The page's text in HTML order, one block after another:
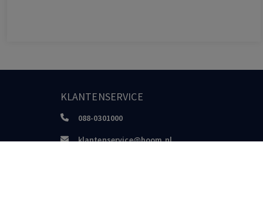
KLANTENSERVICE
088-0301000
klantenservice@boom.nl